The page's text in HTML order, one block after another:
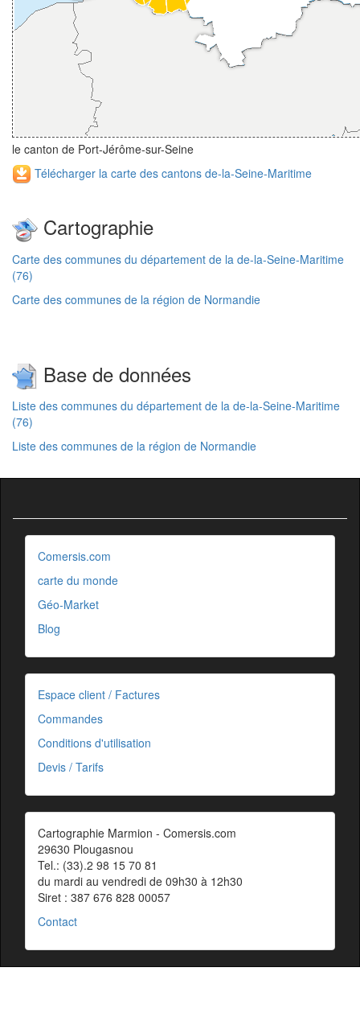
le canton de Port-Jérôme-sur-Seine
Télécharger la carte des cantons de-la-Seine-Maritime
Cartographie
Carte des communes du département de la de-la-Seine-Maritime
(76)
Carte des communes de la région de Normandie
Base de données
Liste des communes du département de la de-la-Seine-Maritime
(76)
Liste des communes de la région de Normandie
Comersis.com
carte du monde
Géo-Market
Blog
Espace client / Factures
Commandes
Conditions d'utilisation
Devis / Tarifs
Cartographie Marmion - Comersis.com
29630 Plougasnou
Tel.: (33).2 98 15 70 81
du mardi au vendredi de 09h30 à 12h30
Siret : 387 676 828 00057
Contact